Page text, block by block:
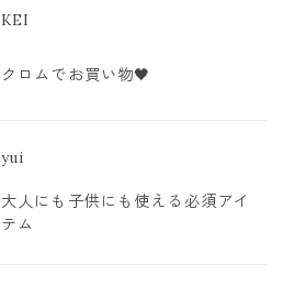
KEI
クロムでお買い物🖤
yui
大人にも子供にも使える必須アイ
テム